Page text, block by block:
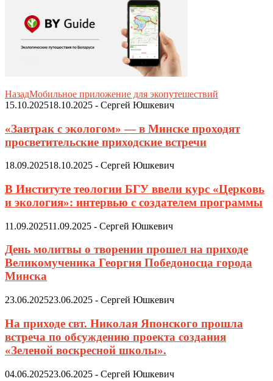
НазадМобильное приложение для экопутешествий
15.10.202518.10.2025 - Сергей Юшкевич
«Завтрак с экологом» — в Минске проходят
просветительские приходские встречи
18.09.202518.10.2025 - Сергей Юшкевич
В Институте теологии БГУ ввели курс «Церковь
и экология»: интервью с создателем программы
11.09.202511.09.2025 - Сергей Юшкевич
День молитвы о творении прошел на приходе
Великомученика Георгия Победоносца города
Минска
23.06.202523.06.2025 - Сергей Юшкевич
На приходе свт. Николая Японского прошла
встреча по обсуждению проекта создания
«Зеленой воскресной школы».
04.06.202523.06.2025 - Сергей Юшкевич